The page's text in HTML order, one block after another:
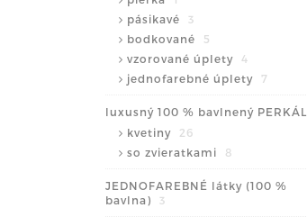
pásikavé
3
bodkované
5
vzorované úplety
4
jednofarebné úplety
7
luxusný 100 % bavlnený PERKÁL
kvetiny
26
so zvieratkami
8
JEDNOFAREBNÉ látky (100 %
bavlna)
3